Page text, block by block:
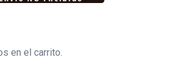
en el carrito.